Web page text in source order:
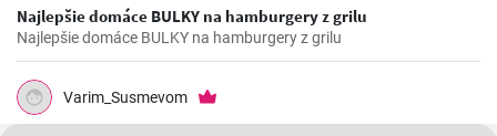
Najlepšie domáce BULKY na hamburgery z grilu
Najlepšie domáce BULKY na hamburgery z grilu
Varim_Susmevom